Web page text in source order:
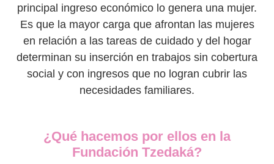
principal ingreso económico lo genera una mujer.
Es que la mayor carga que afrontan las mujeres
en relación a las tareas de cuidado y del hogar
determinan su inserción en trabajos sin cobertura
social y con ingresos que no logran cubrir las
necesidades familiares.
¿Qué hacemos por ellos en la
Fundación Tzedaká?